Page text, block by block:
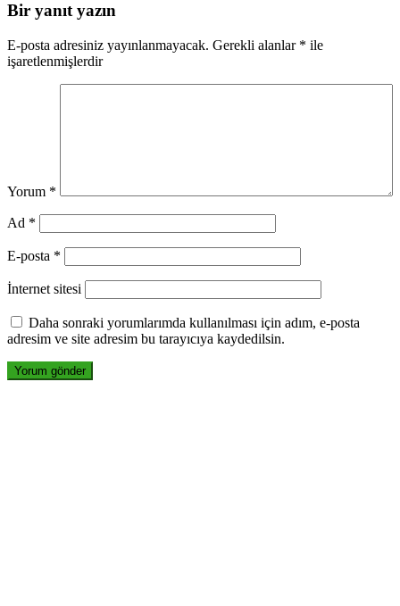
Bir yanıt yazın
E-posta adresiniz yayınlanmayacak. Gerekli alanlar * ile
işaretlenmişlerdir
Yorum *
Ad *
E-posta *
İnternet sitesi
Daha sonraki yorumlarımda kullanılması için adım, e-posta
adresim ve site adresim bu tarayıcıya kaydedilsin.